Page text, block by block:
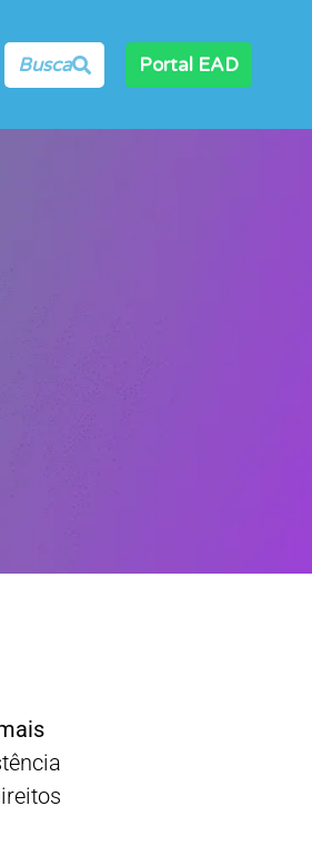
Busca Portal EAD